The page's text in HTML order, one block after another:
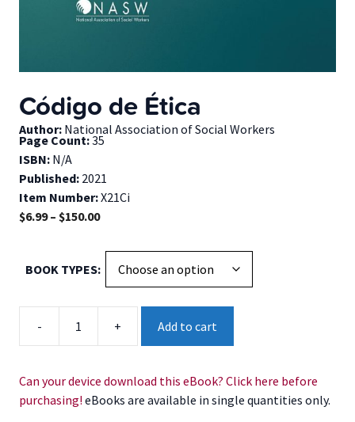
Código de Ética
Author: National Association of Social Workers
Page Count:35
ISBN: N/A
Published: 2021
Item Number:X21Ci
$6.99 – $150.00Price
$6.99
through
$150.00
BOOK TYPES
- + Add to cart
Can your device download this eBook? Click here before
purchasing! eBooks are available in single quantities only.